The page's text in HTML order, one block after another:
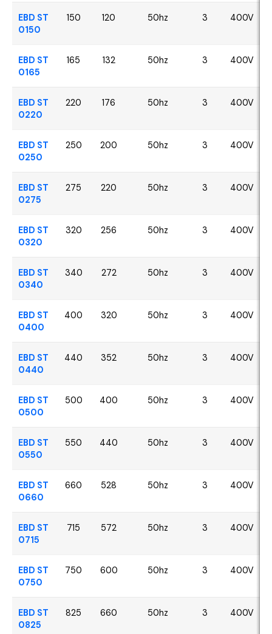
EBD ST
0150
150 120 50hz 3 400V
EBD ST
0165
165 132 50hz 3 400V
EBD ST
0220
220 176 50hz 3 400V
EBD ST
0250
250 200 50hz 3 400V
EBD ST
0275
275 220 50hz 3 400V
EBD ST
0320
320 256 50hz 3 400V
EBD ST
0340
340 272 50hz 3 400V
EBD ST
0400
400 320 50hz 3 400V
EBD ST
0440
440 352 50hz 3 400V
EBD ST
0500
500 400 50hz 3 400V
EBD ST
0550
550 440 50hz 3 400V
EBD ST
0660
660 528 50hz 3 400V
EBD ST
0715
715 572 50hz 3 400V
EBD ST
0750
750 600 50hz 3 400V
EBD ST
0825
825 660 50hz 3 400V